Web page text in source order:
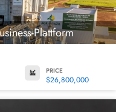
Plattform
PRICE
$26,800,000